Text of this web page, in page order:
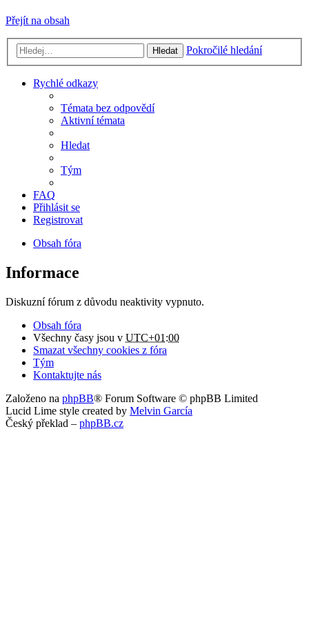
Přejít na obsah
Hledat Pokročilé hledání
Rychlé odkazy
Témata bez odpovědí
Aktivní témata
Hledat
Tým
FAQ
Přihlásit se
Registrovat
Obsah fóra
Informace
Diskuzní fórum z důvodu neaktivity vypnuto.
Obsah fóra
Všechny časy jsou v UTC+01:00
Smazat všechny cookies z fóra
Tým
Kontaktujte nás
Založeno na phpBB® Forum Software © phpBB Limited
Lucid Lime style created by Melvin García
Český překlad – phpBB.cz